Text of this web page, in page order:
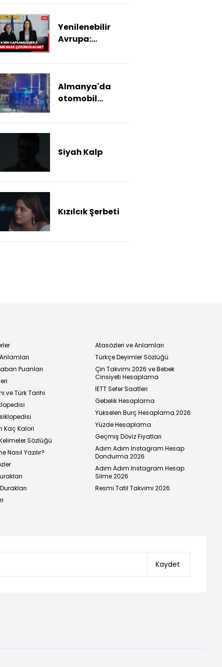
Yenilenebilir
Avrupa:
kapsamlı enerji
çözüm olacak?
Almanya'da
otomobil
daldı! Şüpheli
Siyah Kalp
Kızılcık Şerbeti
Puanları
ve Türk Tarihi
Kaç Kalori
Sözlüğü
Nasıl Yazılır?
Atasözleri ve Anlamları
Türkçe Deyimler Sözlüğü
Çin Takvimi 2026 ve Bebek
Cinsiyeti Hesaplama
İETT Sefer Saatleri
Gebelik Hesaplama
Yükselen Burç Hesaplama 2026
Yüzde Hesaplama
Geçmiş Döviz Fiyatları
Adım Adım Instagram Hesap
Dondurma 2026
Adım Adım Instagram Hesap
Silme 2026
Resmi Tatil Takvimi 2026
Kaydet